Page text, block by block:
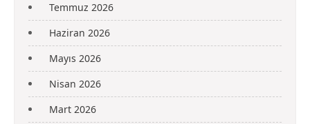
Temmuz 2026
Haziran 2026
Mayıs 2026
Nisan 2026
Mart 2026